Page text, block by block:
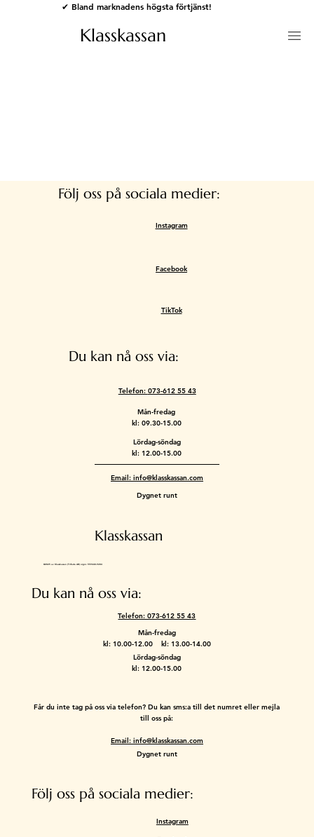
✔ Bland marknadens högsta förtjänst!
Klasskassan
Du kan nå oss via:
Telefon: 073-612 55 43
Mån-fredag
kl: 09.30-15.00
Lördag-söndag
kl: 12.00-15.00
Email: info@klasskassan.com
Dygnet runt
Klasskassan
©2025 av Klasskassan (Trifecta AB) orgnr. 559448-9204
Följ oss på sociala medier:
Instagram
Facebook
TikTok
Du kan nå oss via:
Telefon: 073-612 55 43
Mån-fredag
kl: 10.00-12.00 kl: 13.00-14.00
Lördag-söndag
kl: 12.00-15.00
Får du inte tag på oss via telefon? Du kan sms:a till det numret eller mejla
till oss på:
Email: info@klasskassan.com
Dygnet runt
Följ oss på sociala medier:
Instagram